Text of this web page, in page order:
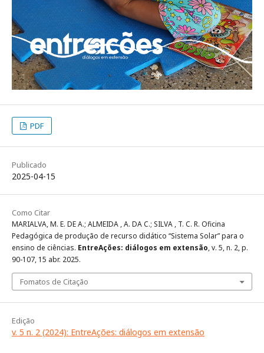
PDF
Publicado
2025-04-15
Como Citar
MARIALVA, M. E. DE A.; ALMEIDA , A. DA C.; SILVA , T. C. R. Oficina
Pedagógica de produção de recurso didático “Sistema Solar” para o
ensino de ciências. EntreAções: diálogos em extensão, v. 5, n. 2, p.
90-107, 15 abr. 2025.
Fomatos de Citação
Edição
v. 5 n. 2 (2024): EntreAções: diálogos em extensão